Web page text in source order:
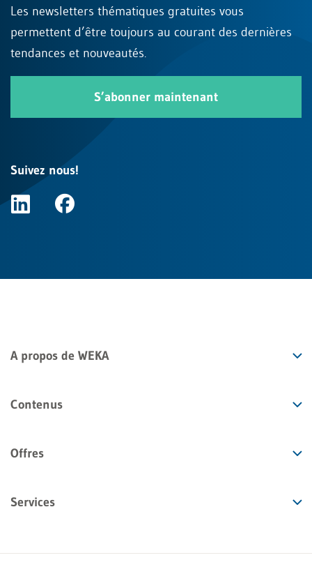
Les newsletters thématiques gratuites vous
permettent d’être toujours au courant des dernières
tendances et nouveautés.
S’abonner maintenant
Suivez nous!
A propos de WEKA
Contenus
Offres
Services